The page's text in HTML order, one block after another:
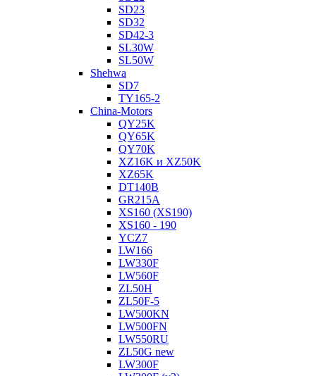
SD23
SD32
SD42-3
SL30W
SL50W
Shehwa
SD7
TY165-2
China-Motors
QY25K
QY65K
QY70K
XZ16K и XZ50K
XZ65K
DT140B
GR215A
XS160 (XS190)
XS160 - 190
YCZ7
LW166
LW330F
LW560F
ZL50H
ZL50F-5
LW500KN
LW500FN
LW550RU
ZL50G new
LW300F